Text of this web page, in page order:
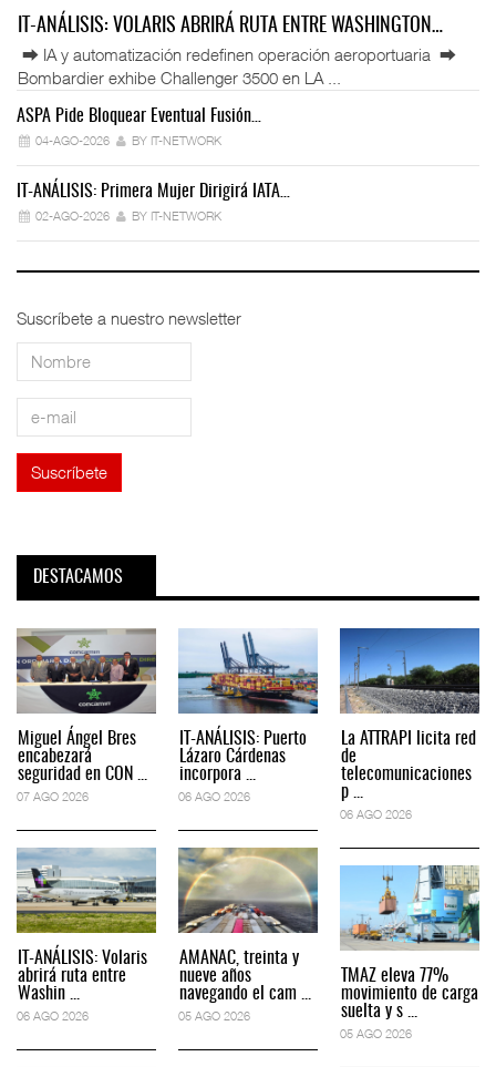
IT-ANÁLISIS: VOLARIS ABRIRÁ RUTA ENTRE WASHINGTON…
⮕ IA y automatización redefinen operación aeroportuaria ⮕
Bombardier exhibe Challenger 3500 en LA ...
ASPA Pide Bloquear Eventual Fusión…
04-AGO-2026 BY IT-NETWORK
IT-ANÁLISIS: Primera Mujer Dirigirá IATA…
02-AGO-2026 BY IT-NETWORK
Suscríbete a nuestro newsletter
DESTACAMOS
Miguel Ángel Bres
encabezará
seguridad en CON ...
07 AGO 2026
IT-ANÁLISIS: Volaris
abrirá ruta entre
Washin ...
06 AGO 2026
IT-ANÁLISIS: Puerto
Lázaro Cárdenas
incorpora ...
06 AGO 2026
AMANAC, treinta y
nueve años
navegando el cam ...
05 AGO 2026
La ATTRAPI licita red
de
telecomunicaciones
p ...
06 AGO 2026
TMAZ eleva 77%
movimiento de carga
suelta y s ...
05 AGO 2026